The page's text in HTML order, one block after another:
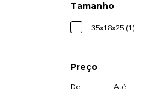
Tamanho
35x18x25 (1)
Preço
De Até